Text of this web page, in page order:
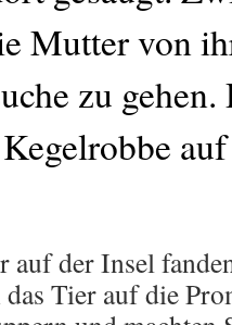
Mutter von
zu
auf der Insel
Tier auf die